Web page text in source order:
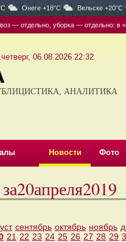
Онеге +18°C Вельске +20°C
— отдельно, уборка — отдельно: в
06.08.2026 22:32
АНАЛИТИКА
Новости Фото
сентябрь октябрь ноябрь
21 22 23 24 25 26 27 28 29